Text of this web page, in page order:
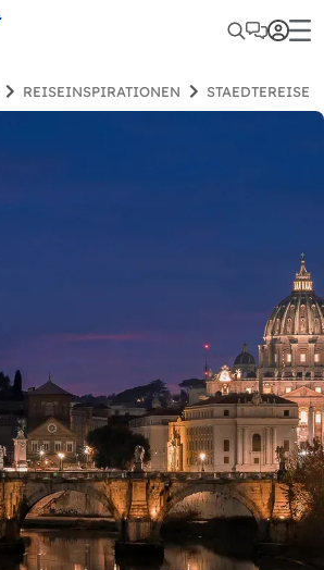
REISEINSPIRATIONEN STAEDTEREISE